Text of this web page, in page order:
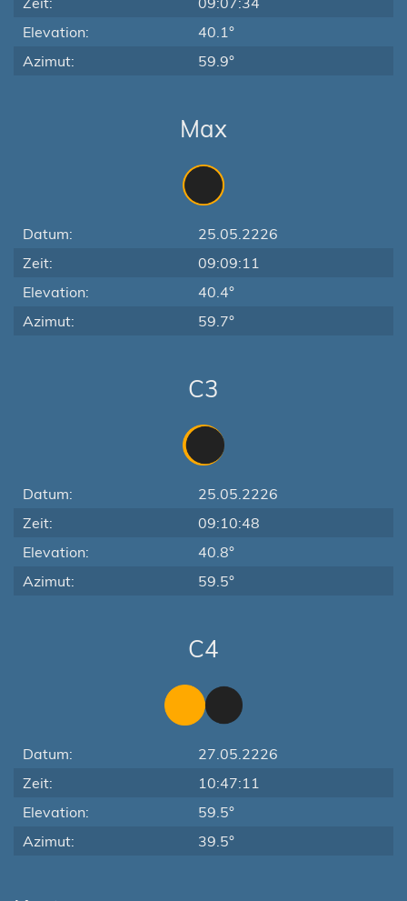
Elevation:
40.1°
Azimut:
59.9°
Max
Datum:
25.05.2226
Zeit:
09:09:11
Elevation:
40.4°
Azimut:
59.7°
C3
Datum:
25.05.2226
Zeit:
09:10:48
Elevation:
40.8°
Azimut:
59.5°
C4
Datum:
27.05.2226
Zeit:
10:47:11
Elevation:
59.5°
Azimut:
39.5°